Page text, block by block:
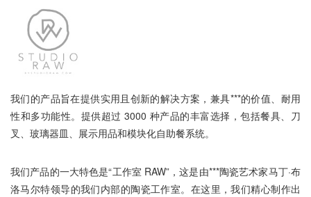
我们的产品旨在提供实用且创新的解决方案，兼具***的价值、耐用
性和多功能性。提供超过 3000 种产品的丰富选择，包括餐具、刀
叉、玻璃器皿、展示用品和模块化自助餐系统。
我们产品的一大特色是“工作室 RAW”，这是由***陶瓷艺术家马丁·布
洛马尔特领导的我们内部的陶瓷工作室。在这里，我们精心制作出